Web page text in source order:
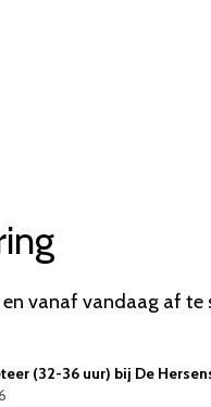
en vanaf vandaag af
(32-36 uur) bij De